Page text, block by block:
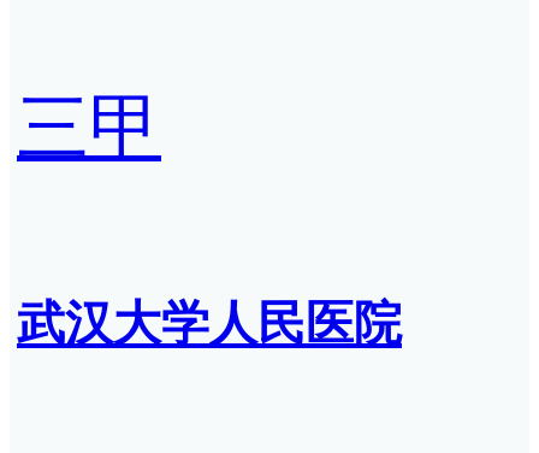
三甲
武汉大学人民医院